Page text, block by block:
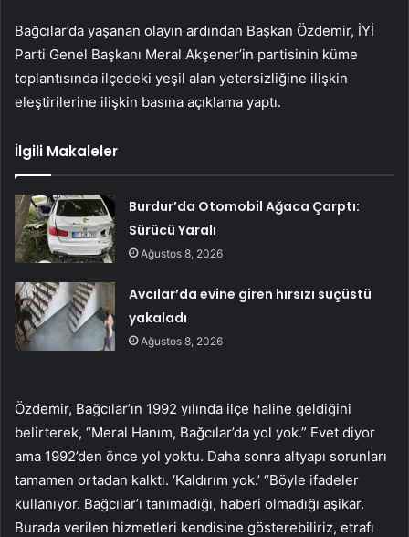
Bağcılar’da yaşanan olayın ardından Başkan Özdemir, İYİ
Parti Genel Başkanı Meral Akşener’in partisinin küme
toplantısında ilçedeki yeşil alan yetersizliğine ilişkin
eleştirilerine ilişkin basına açıklama yaptı.
İlgili Makaleler
Burdur’da Otomobil Ağaca Çarptı:
Sürücü Yaralı
Ağustos 8, 2026
Avcılar’da evine giren hırsızı suçüstü
yakaladı
Ağustos 8, 2026
Özdemir, Bağcılar’ın 1992 yılında ilçe haline geldiğini
belirterek, “Meral Hanım, Bağcılar’da yol yok.” Evet diyor
ama 1992’den önce yol yoktu. Daha sonra altyapı sorunları
tamamen ortadan kalktı. ‘Kaldırım yok.’ “Böyle ifadeler
kullanıyor. Bağcılar’ı tanımadığı, haberi olmadığı aşikar.
Burada verilen hizmetleri kendisine gösterebiliriz, etrafı